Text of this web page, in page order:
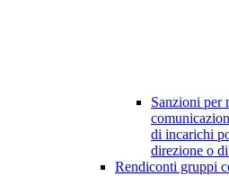
Sanzioni per
di incarichi
direzione o
Rendiconti gruppi